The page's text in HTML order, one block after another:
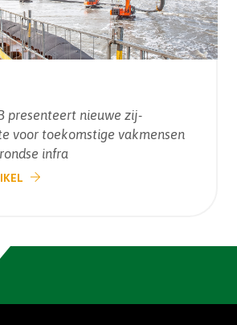
presenteert nieuwe zij-
voor toekomstige vakmensen
infra